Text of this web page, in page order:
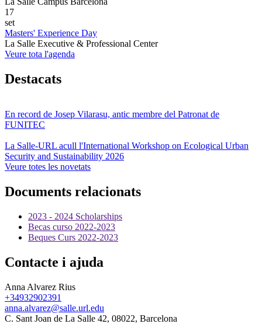
17
set
Masters' Experience Day
La Salle Executive & Professional Center
Veure tota l'agenda
Destacats
En record de Josep Vilarasu, antic membre del Patronat de
FUNITEC
La Salle-URL acull l'International Workshop on Ecological Urban
Security and Sustainability 2026
Veure totes les novetats
Documents relacionats
2023 - 2024 Scholarships
Becas curso 2022-2023
Beques Curs 2022-2023
Contacte i ajuda
Anna Alvarez Rius
+34932902391
anna.alvarez@salle.url.edu
C. Sant Joan de La Salle 42, 08022, Barcelona